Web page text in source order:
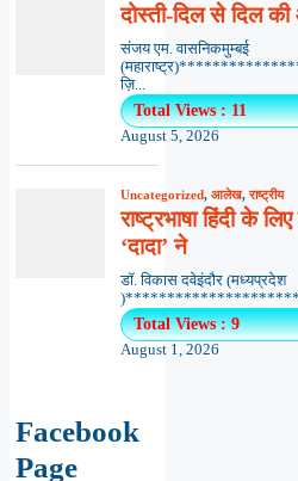
दोस्ती-दिल से दिल
संजय एम. वासनिकमुम्बई
ज़ि...
Total Views : 11
August 5, 2026
Uncategorized, आलेख,राष्ट्रीय
राष्ट्रभाषा हिंदी के
‘दादा’ ने
डॉ. विकास दवेइंदौर (मध्यप्रदेश
Total Views : 9
August 1, 2026
Facebook
Page